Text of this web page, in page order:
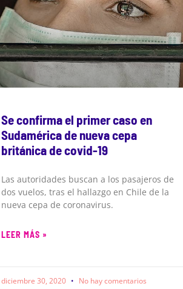
Se confirma el primer caso en
Sudamérica de nueva cepa
británica de covid-19
Las autoridades buscan a los pasajeros de
dos vuelos, tras el hallazgo en Chile de la
nueva cepa de coronavirus.
LEER MÁS »
diciembre 30, 2020 No hay comentarios